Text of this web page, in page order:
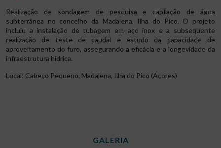
Realização de sondagem de pesquisa e captação de água
subterrânea no concelho da Madalena, Ilha do Pico. O projeto
incluiu a instalação de tubagem em aço inox e a subsequente
realização de teste de caudal e estudo da capacidade de
aproveitamento do furo, assegurando a eficácia e a longevidade da
infraestrutura hídrica.
Local: Cabeço Pequeno, Madalena, Ilha do Pico (Açores)
GALERIA